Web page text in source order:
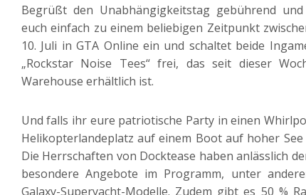
Begrüßt den Unabhängigkeitstag gebührend
euch einfach zu einem beliebigen Zeitpunkt
10. Juli in GTA Online ein und schaltet beide
„Rockstar Noise Tees“ frei, das seit dieser
Warehouse erhältlich ist.
Und falls ihr eure patriotische Party in einen
Helikopterlandeplatz auf einem Boot auf hoher
Die Herrschaften von Docktease haben anlässlich
besondere Angebote im Programm, unter
Galaxy-Superyacht-Modelle. Zudem gibt es 50 %